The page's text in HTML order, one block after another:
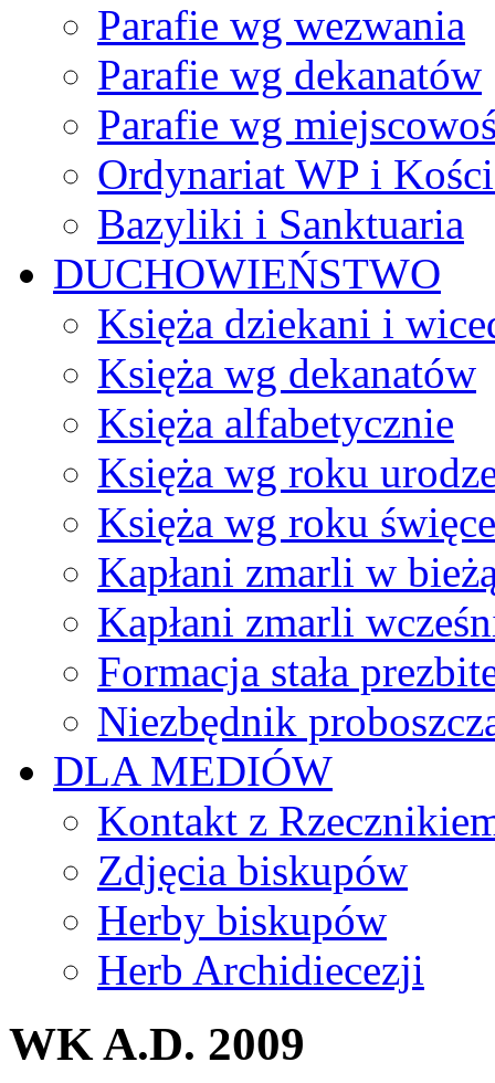
Parafie wg wezwania
Parafie wg dekanatów
Parafie wg
Ordynariat WP i
Bazyliki i Sanktuaria
DUCHOWIEŃSTWO
Księża dziekani i
Księża wg dekanatów
Księża alfabetycznie
Księża wg roku
Księża wg roku
Kapłani zmarli w
Kapłani zmarli
Formacja stała
Niezbędnik
DLA MEDIÓW
Kontakt z
Zdjęcia biskupów
Herby biskupów
Herb Archidiecezji
WK A.D. 2009